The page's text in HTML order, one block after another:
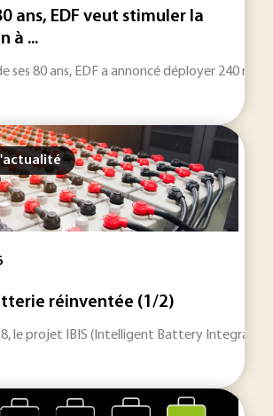
ans, EDF veut stimuler la
à ...
ses 80 ans, EDF a annoncé déployer 240
réinventée (1/2)
le projet IBIS (Intelligent Battery